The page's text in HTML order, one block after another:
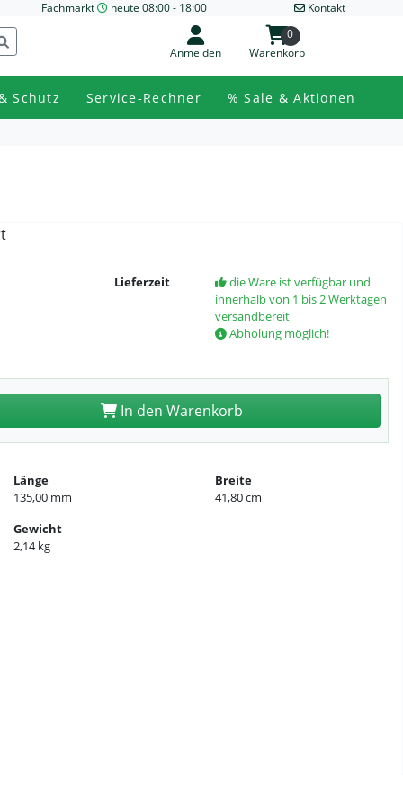
Fachmarkt heute 08:00 - 18:00 Kontakt
Anmelden Warenkorb
0
Schutz Service-Rechner % Sale & Aktionen
Lieferzeit
die Ware ist verfügbar und
innerhalb von 1 bis 2 Werktagen
versandbereit
Abholung möglich!
In den Warenkorb
Länge
135,00 mm
Breite
41,80 cm
Gewicht
2,14 kg